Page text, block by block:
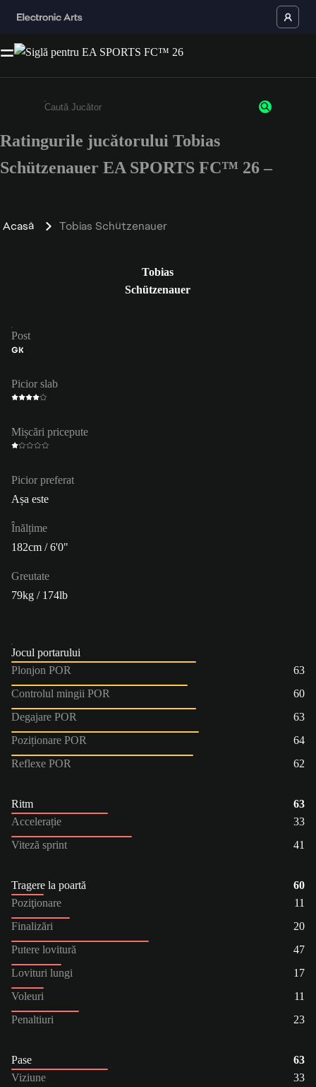
Enter a minimum of 3 characters or numbers
Ratingurile jucătorului Tobias
Schützenauer EA SPORTS FC™ 26 –
Acasă Tobias Schützenauer
Tobias
Schützenauer
Post
GK
Picior slab
Mișcări pricepute
Picior preferat
Așa este
Înălțime
182cm / 6'0"
Greutate
79kg / 174lb
Jocul portarului
Plonjon POR
63
Controlul mingii POR
60
Degajare POR
63
Poziționare POR
64
Reflexe POR
62
Ritm
63
Accelerație
33
Viteză sprint
41
Tragere la poartă
60
Poziţionare
11
Finalizări
20
Putere lovitură
47
Lovituri lungi
17
Voleuri
11
Penaltiuri
23
Pase
63
Viziune
33